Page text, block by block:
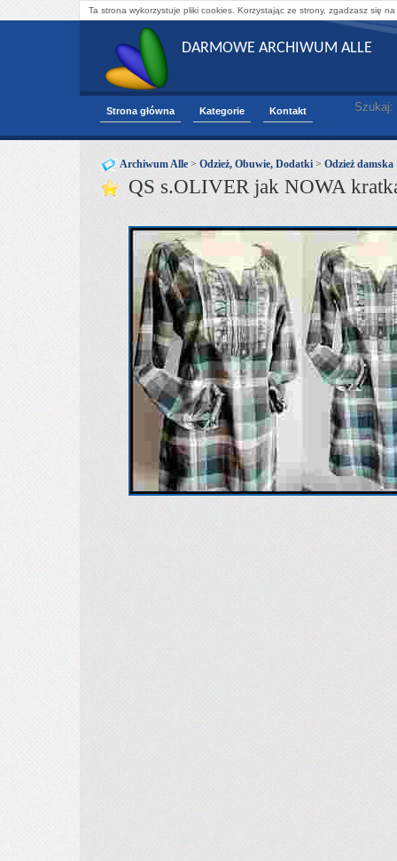
Ta strona wykorzystuje pliki cookies. Korzystając ze strony, zgadzasz się
DARMOWE ARCHIWUM ALLE
Strona główna Kategorie Kontakt Szukaj:
Archiwum Alle > Odzież, Obuwie, Dodatki > Odzież damska
QS s.OLIVER jak NOWA